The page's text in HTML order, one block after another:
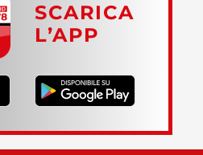
SCARICA
L’APP